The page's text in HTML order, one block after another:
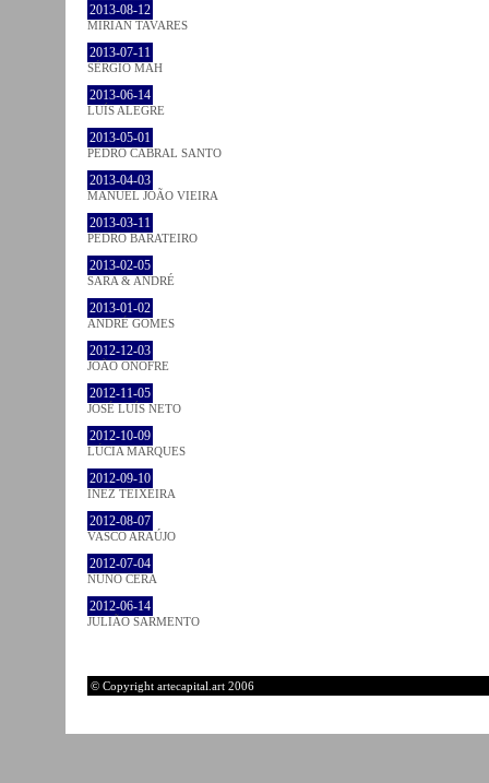
2013-08-12
MIRIAN TAVARES
2013-07-11
SÉRGIO MAH
2013-06-14
LUÍS ALEGRE
2013-05-01
PEDRO CABRAL SANTO
2013-04-03
MANUEL JOÃO VIEIRA
2013-03-11
PEDRO BARATEIRO
2013-02-05
SARA & ANDRÉ
2013-01-02
ANDRÉ GOMES
2012-12-03
JOÃO ONOFRE
2012-11-05
JOSÉ LUÍS NETO
2012-10-09
LÚCIA MARQUES
2012-09-10
INEZ TEIXEIRA
2012-08-07
VASCO ARAÚJO
2012-07-04
NUNO CERA
2012-06-14
JULIÃO SARMENTO
© Copyright artecapital.art 2006